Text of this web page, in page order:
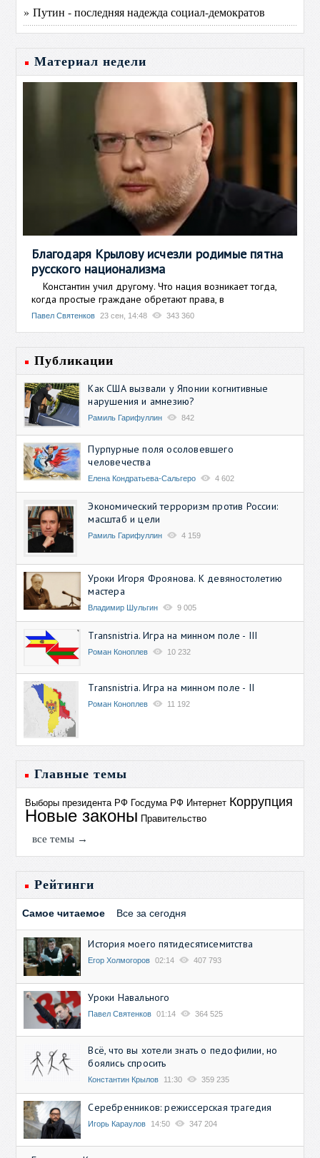
» Путин - последняя надежда социал-демократов
Материал недели
Благодаря Крылову исчезли родимые пятна
русского национализма
Константин учил другому. Что нация возникает тогда,
когда простые граждане обретают права, в
Павел Святенков 23 сен, 14:48 343 360
Публикации
Как США вызвали у Японии когнитивные
нарушения и амнезию?
Рамиль Гарифуллин 842
Пурпурные поля осоловевшего
человечества
Елена Кондратьева-Сальгеро 4 602
Экономический терроризм против России:
масштаб и цели
Рамиль Гарифуллин 4 159
Уроки Игоря Фроянова. К девяностолетию
мастера
Владимир Шульгин 9 005
Transnistria. Игра на минном поле - III
Роман Коноплев 10 232
Transnistria. Игра на минном поле - II
Роман Коноплев 11 192
Главные темы
Выборы президента РФ Госдума РФ Интернет Коррупция
Новые законы Правительство
все темы →
Рейтинги
Самое читаемое Все за сегодня
История моего пятидесятисемитства
Егор Холмогоров 02:14 407 793
Уроки Навального
Павел Святенков 01:14 364 525
Всё, что вы хотели знать о педофилии, но
боялись спросить
Константин Крылов 11:30 359 235
Серебренников: режиссерская трагедия
Игорь Караулов 14:50 347 204